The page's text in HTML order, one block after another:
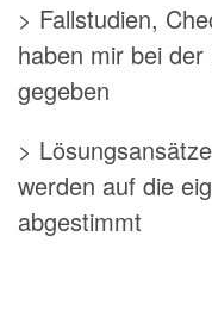
> Fallstudien,
haben mir bei
gegeben
>
werden auf die
abgestimmt